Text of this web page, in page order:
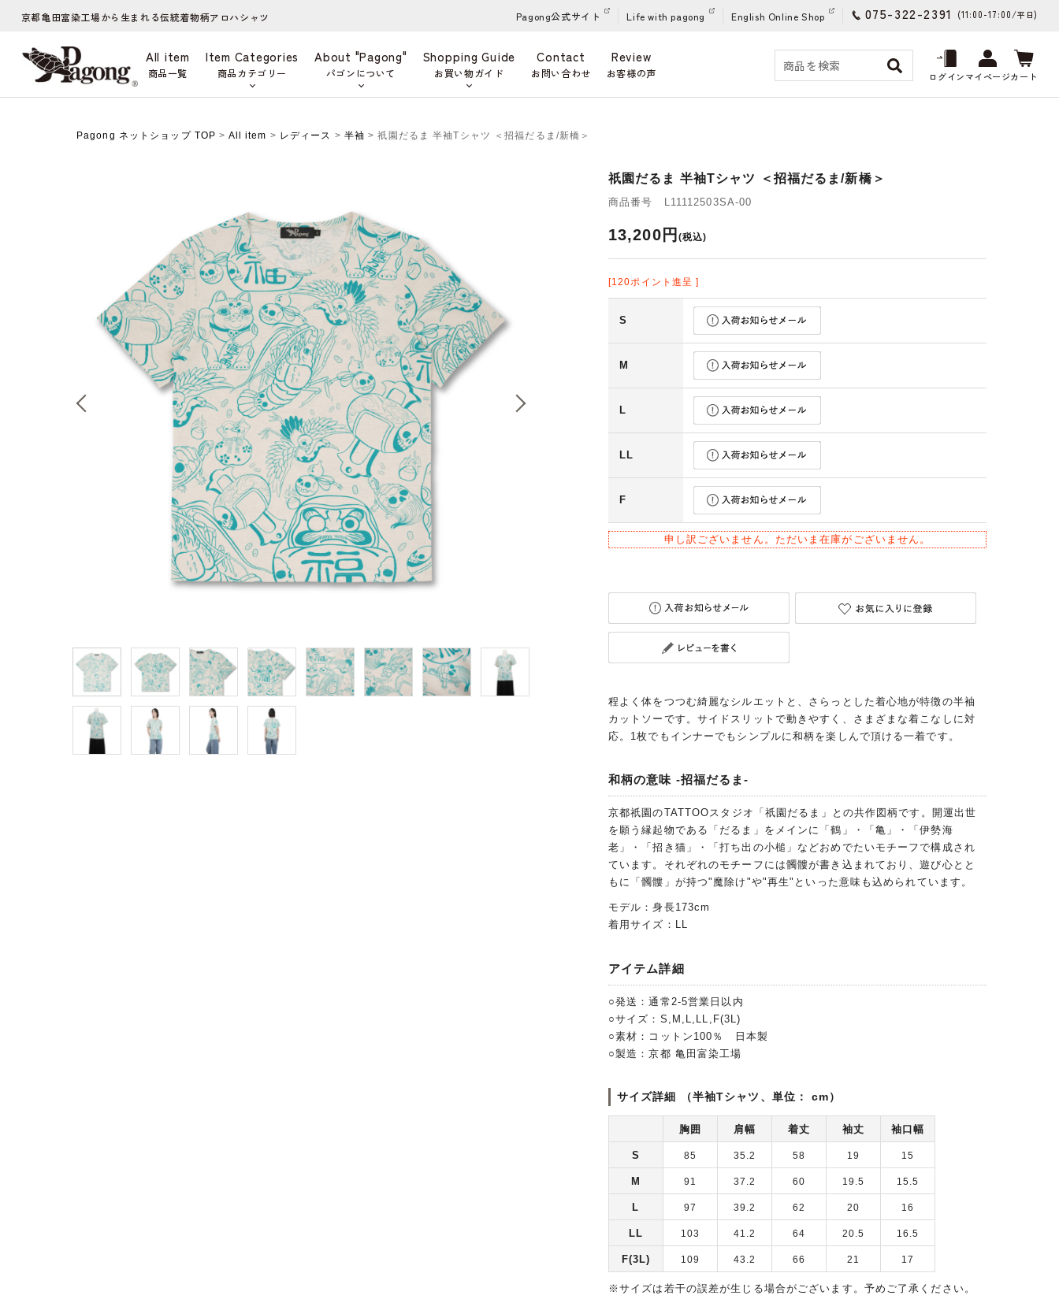
京都亀田富染工場から生まれる伝統着物柄アロハシャツ Pagong公式サイト Life with pagong English Online Shop 075-322-2391 (11:00-17:00/平日)
All item
商品一覧
Item Categories
商品カテゴリー
About "Pagong"
パゴンについて
Shopping Guide
お買い物ガイド
Contact
お問い合わせ
Review
お客様の声 ログインマイページカート
Pagong ネットショップ TOP > All item > レディース > 半袖 > 祇園だるま 半袖Tシャツ ＜招福だるま/新橋＞
祇園だるま 半袖Tシャツ ＜招福だるま/新橋＞
商品番号 L11112503SA-00
13,200円 (税込)
[120ポイント進呈 ]
S
M
L
LL
F
申し訳ございません。ただいま在庫がございません。
程よく体をつつむ綺麗なシルエットと、さらっとした着心地が特徴の半袖
カットソーです。サイドスリットで動きやすく、さまざまな着こなしに対
応。1枚でもインナーでもシンプルに和柄を楽しんで頂ける一着です。
和柄の意味 -招福だるま-
京都祇園のTATTOOスタジオ「祇園だるま」との共作図柄です。開運出世
を願う縁起物である「だるま」をメインに「鶴」・「亀」・「伊勢海
老」・「招き猫」・「打ち出の小槌」などおめでたいモチーフで構成され
ています。それぞれのモチーフには髑髏が書き込まれており、遊び心とと
もに「髑髏」が持つ"魔除け"や"再生"といった意味も込められています。
モデル：身長173cm
着用サイズ：LL
アイテム詳細
○発送：通常2-5営業日以内
○サイズ：S,M,L,LL,F(3L)
○素材：コットン100％ 日本製
○製造：京都 亀田富染工場
サイズ詳細 （半袖Tシャツ、単位： cm）
胸囲 肩幅 着丈 袖丈 袖口幅
S 85 35.2 58 19 15
M 91 37.2 60 19.5 15.5
L 97 39.2 62 20 16
LL 103 41.2 64 20.5 16.5
F(3L) 109 43.2 66 21 17
※サイズは若干の誤差が生じる場合がございます。予めご了承ください。